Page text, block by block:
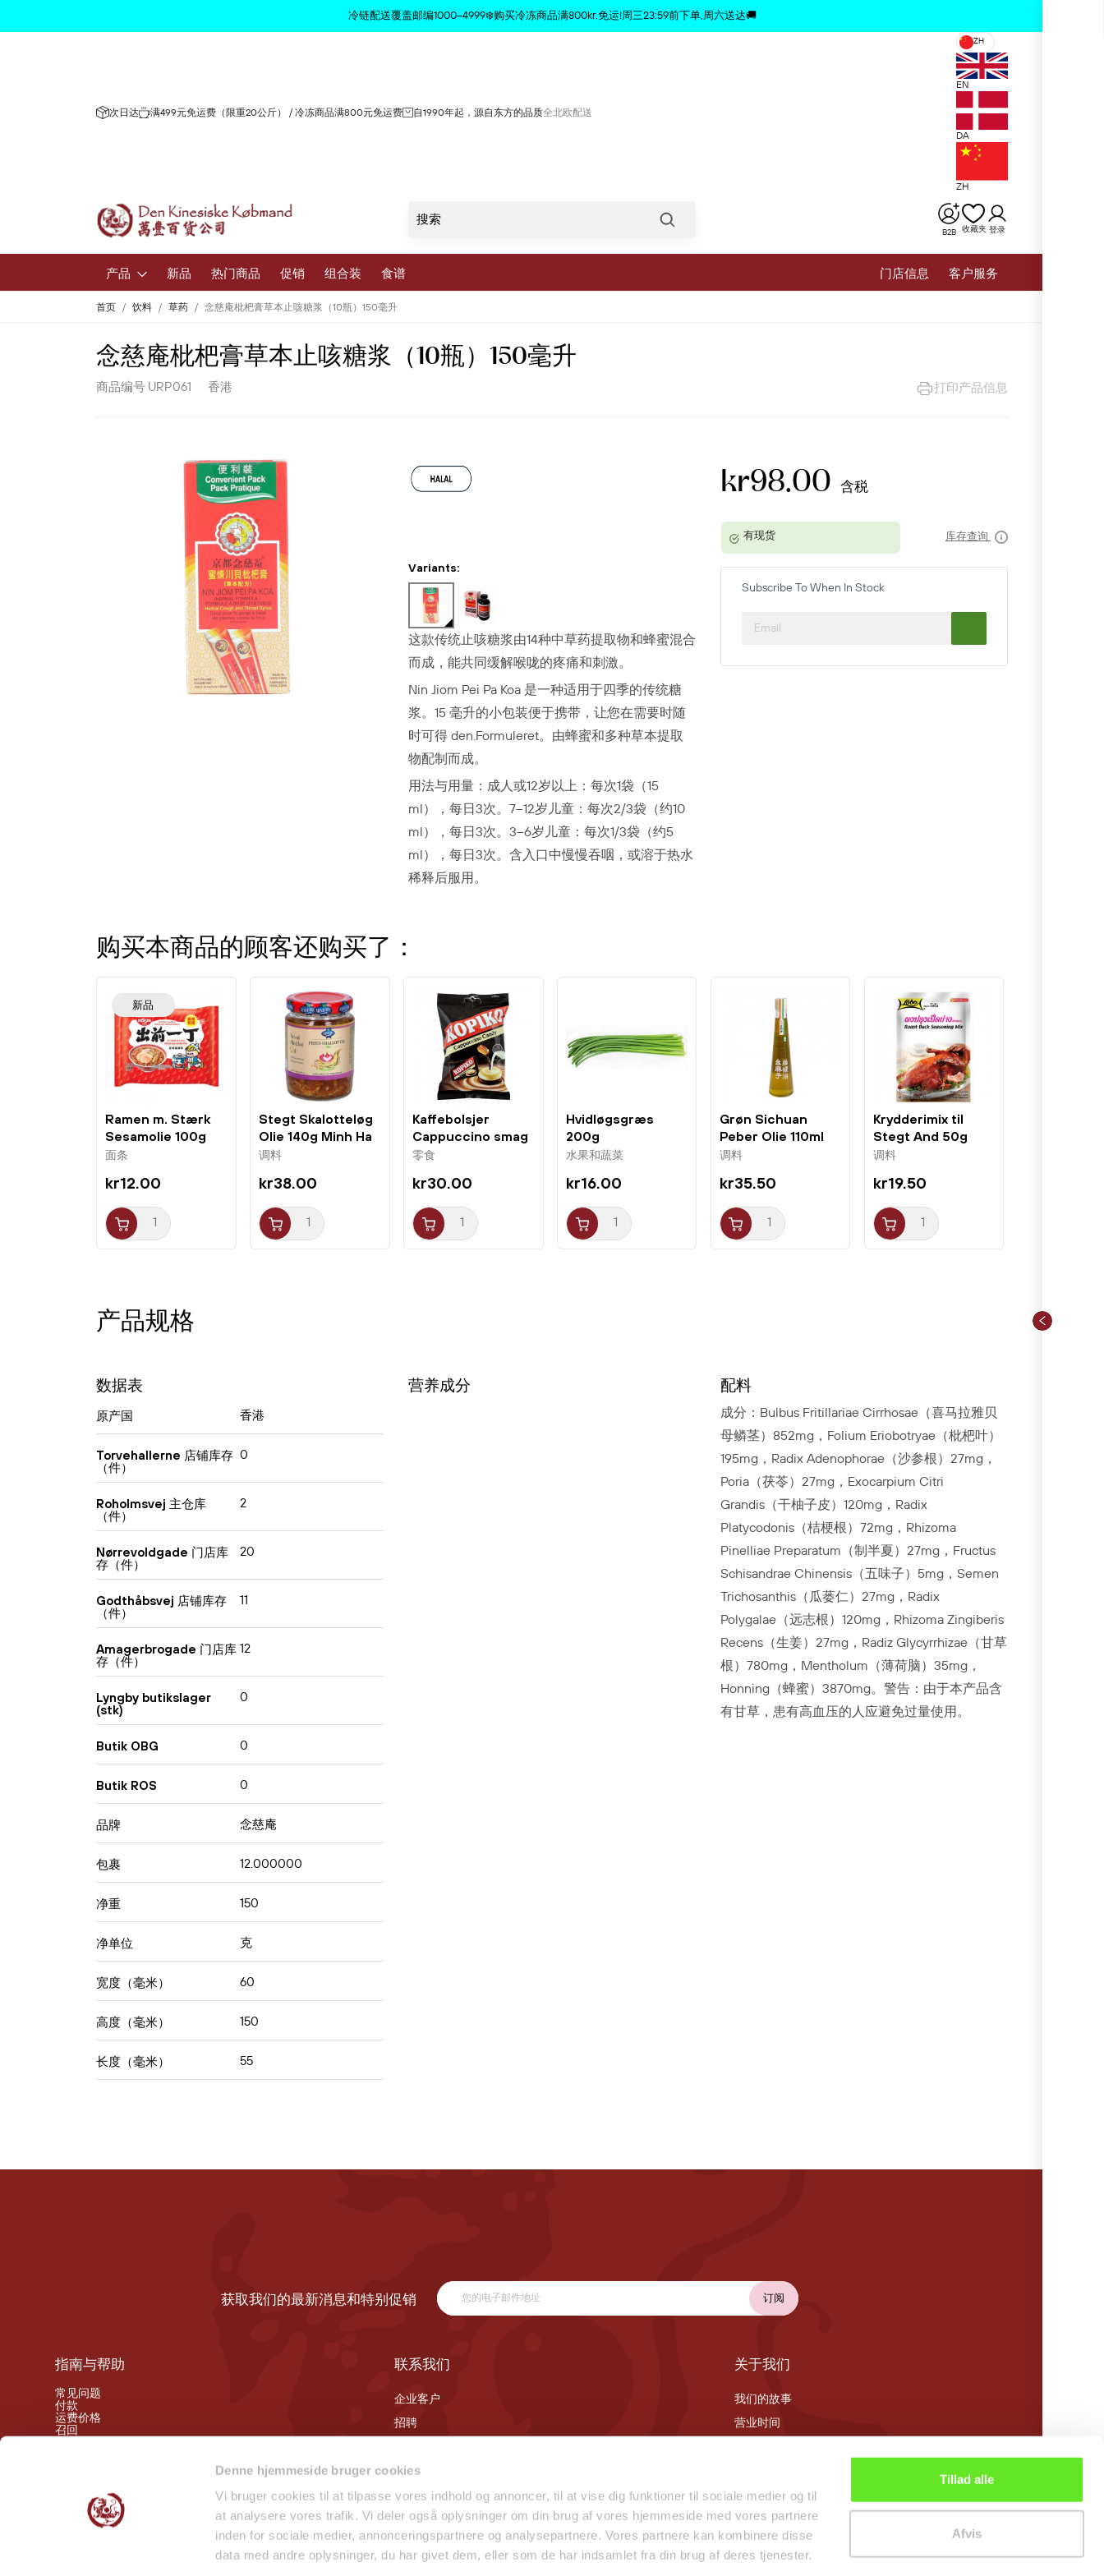
Denne hjemmeside bruger cookies
Vi bruger cookies til at tilpasse vores indhold og annoncer, til at vise dig funktioner til sociale medier og til
at analysere vores trafik. Vi deler også oplysninger om din brug af vores hjemmeside med vores partnere
inden for sociale medier, annonceringspartnere og analysepartnere. Vores partnere kan kombinere disse
data med andre oplysninger, du har givet dem, eller som de har indsamlet fra din brug af deres tjenester.
Tillad alle
Afvis
冷链配送覆盖邮编1000–4999❄️购买冷冻商品满800kr.免运!周三23:59前下单,周六送达🚚
次日达 满499元免运费（限重20公斤） / 冷冻商品满800元免运费 自1990年起，源自东方的品质全北欧配送
ZH
EN
DA
ZH
B2B 收藏夹 登录
产品
新鲜水果和蔬菜
新品 热门商品 促销 组合装 食谱 ⻔店信息 客户服务
首页 饮料 草药 念慈庵枇杷膏草本止咳糖浆（10瓶）150毫升
念慈庵枇杷膏草本止咳糖浆（10瓶）150毫升
商品编号 URP061 香港 打印产品信息
Variants:
这款传统止咳糖浆由14种中草药提取物和蜂蜜混合
而成，能共同缓解喉咙的疼痛和刺激。
Nin Jiom Pei Pa Koa 是一种适用于四季的传统糖
浆。15 毫升的小包装便于携带，让您在需要时随
时可得 den.Formuleret。由蜂蜜和多种草本提取
物配制而成。
用法与用量：成人或12岁以上：每次1袋（15
ml），每日3次。7–12岁儿童：每次2/3袋（约10
ml），每日3次。3–6岁儿童：每次1/3袋（约5
ml），每日3次。含入口中慢慢吞咽，或溶于热水
稀释后服用。
kr98.00 含税
库存查询
Subscribe To When In Stock
产品规格
数据表
原产国 香港
Torvehallerne 店铺库存
（件）
0
Roholmsvej 主仓库
（件）
2
Nørrevoldgade 门店库
存（件）
20
Godthåbsvej 店铺库存
（件）
11
Amagerbrogade 门店库
存（件）
12
Lyngby butikslager
(stk)
0
Butik OBG 0
Butik ROS 0
品牌 念慈庵
包裹 12.000000
净重 150
净单位 克
宽度（毫米） 60
高度（毫米） 150
长度（毫米） 55
营养成分 配料
成分：Bulbus Fritillariae Cirrhosae（喜马拉雅贝
母鳞茎）852mg，Folium Eriobotryae（枇杷叶）
195mg，Radix Adenophorae（沙参根）27mg，
Poria（茯苓）27mg，Exocarpium Citri
Grandis（干柚子皮）120mg，Radix
Platycodonis（桔梗根）72mg，Rhizoma
Pinelliae Preparatum（制半夏）27mg，Fructus
Schisandrae Chinensis（五味子）5mg，Semen
Trichosanthis（瓜蒌仁）27mg，Radix
Polygalae（远志根）120mg，Rhizoma Zingiberis
Recens（生姜）27mg，Radiz Glycyrrhizae（甘草
根）780mg，Mentholum（薄荷脑）35mg，
Honning（蜂蜜）3870mg。警告：由于本产品含
有甘草，患有高血压的人应避免过量使用。
购买本商品的顾客还购买了：
新品
Ramen m. Stærk
Sesamolie 100g
Nissin
面条
kr12.00
Stegt Skalotteløg
Olie 140g Minh Ha
调料
kr38.00
Kaffebolsjer
Cappuccino smag
175g KopiKo
零食
kr30.00
Hvidløgsgræs
200g
水果和蔬菜
kr16.00
Grøn Sichuan
Peber Olie 110ml
Yaomazi
调料
kr35.50
Krydderimix til
Stegt And 50g
Lobo
调料
kr19.50
获取我们的最新消息和特别促销
指南与帮助
常见问题
付款
运费价格
召回
联系我们
企业客户
招聘
关于我们
我们的故事
营业时间
微笑检查报告 - 门店
商品已从购物车中删除